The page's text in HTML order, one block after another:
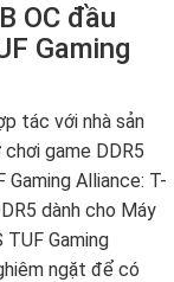
OC đầu
Gaming
tác với nhà sản
game DDR5
Gaming Alliance: T-
dành cho Máy
Gaming
ngặt để có